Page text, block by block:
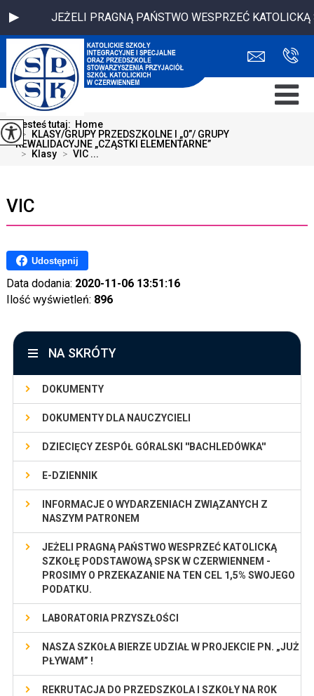
JEŻELI PRAGNĄ PAŃSTWO WESPRZEĆ
Jesteś tutaj: Home
>
KLASY/GRUPY PRZEDSZKOLNE I „0”/ GRUPY
REWALIDACYJNE „CZĄSTKI ELEMENTARNE”
>
Klasy > VIC ...
VIC
Udostępnij
Data dodania: 2020-11-06 13:51:16
Ilość wyświetleń: 896
NA SKRÓTY
DOKUMENTY
DOKUMENTY DLA NAUCZYCIELI
DZIECIĘCY ZESPÓŁ GÓRALSKI ''BACHLEDÓWKA''
E-DZIENNIK
INFORMACJE O WYDARZENIACH ZWIĄZANYCH Z
NASZYM PATRONEM
JEŻELI PRAGNĄ PAŃSTWO WESPRZEĆ KATOLICKĄ
SZKOŁĘ PODSTAWOWĄ SPSK W CZERWIENNEM -
PROSIMY O PRZEKAZANIE NA TEN CEL 1,5% SWOJEGO
PODATKU.
LABORATORIA PRZYSZŁOŚCI
NASZA SZKOŁA BIERZE UDZIAŁ W PROJEKCIE PN. „JUŻ
PŁYWAM” !
REKRUTACJA DO PRZEDSZKOLA I SZKOŁY NA ROK